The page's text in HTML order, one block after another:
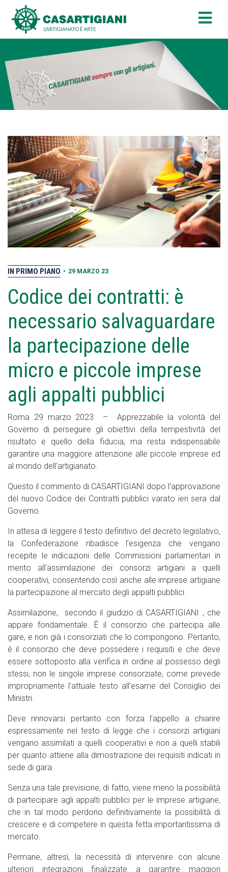
IN PRIMO PIANO • 29 MARZO 23
Codice dei contratti: è
necessario salvaguardare
la partecipazione delle
micro e piccole imprese
agli appalti pubblici
Roma 29 marzo 2023 – Apprezzabile la volontà del
Governo di perseguire gli obiettivi della tempestività del
risultato e quello della fiducia; ma resta indispensabile
garantire una maggiore attenzione alle piccole imprese ed
al mondo dell’artigianato.
Questo il commento di CASARTIGIANI dopo l’approvazione
del nuovo Codice dei Contratti pubblici varato ieri sera dal
Governo.
In attesa di leggere il testo definitivo del decreto legislativo,
la Confederazione ribadisce l’esigenza che vengano
recepite le indicazioni delle Commissioni parlamentari in
merito all’assimilazione dei consorzi artigiani a quelli
cooperativi, consentendo così anche alle imprese artigiane
la partecipazione al mercato degli appalti pubblici.
Assimilazione, secondo il giudizio di CASARTIGIANI , che
appare fondamentale. È il consorzio che partecipa alle
gare, e non già i consorziati che lo compongono. Pertanto,
è il consorzio che deve possedere i requisiti e che deve
essere sottoposto alla verifica in ordine al possesso degli
stessi, non le singole imprese consorziate, come prevede
impropriamente l’attuale testo all’esame del Consiglio dei
Ministri.
Deve rinnovarsi pertanto con forza l’appello a chiarire
espressamente nel testo di legge che i consorzi artigiani
vengano assimilati a quelli cooperativi e non a quelli stabili
per quanto attiene alla dimostrazione dei requisiti indicati in
sede di gara.
Senza una tale previsione, di fatto, viene meno la possibilità
di partecipare agli appalti pubblici per le imprese artigiane,
che in tal modo perdono definitivamente la possibilità di
crescere e di competere in questa fetta importantissima di
mercato.
Permane, altresì, la necessità di intervenire con alcune
ulteriori integrazioni finalizzate a garantire maggiori